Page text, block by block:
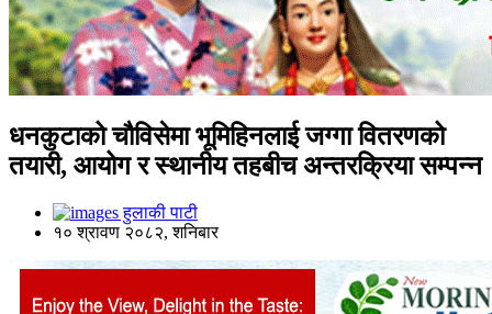
धनकुटाको चौविसेमा भूमिहिनलाई जग्गा वितरणको
तयारी, आयोग र स्थानीय तहबीच अन्तरक्रिया सम्पन्न
हुलाकी पाटी
१० श्रावण २०८२, शनिबार